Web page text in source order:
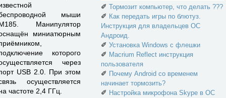
мыши
Манипулятор
миниатюрным
которого
через
USB 2.0. При этом
осуществляется
частоте 2,4 ГГц.
✐ Тормозит компьютер, что делать ???
✐ Как передать игры по блютуз.
Инструкция для владельцев ОС
Андроид.
✐ Установка Windows с флешки
✐ Macrium Reflect инструкция
пользователя
✐ Почему Android со временем
начинает тормозить?
✐ Настройка микрофона Skype в ОС